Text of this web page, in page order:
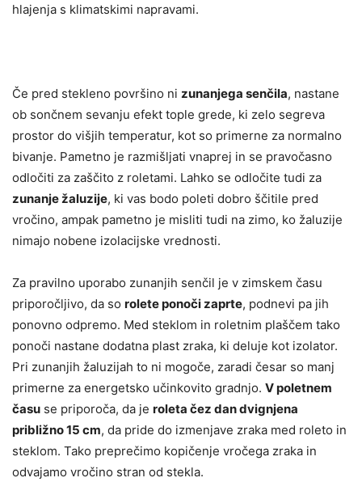
hlajenja s klimatskimi napravami.
Če pred stekleno površino ni zunanjega senčila, nastane
ob sončnem sevanju efekt tople grede, ki zelo segreva
prostor do višjih temperatur, kot so primerne za normalno
bivanje. Pametno je razmišljati vnaprej in se pravočasno
odločiti za zaščito z roletami. Lahko se odločite tudi za
zunanje žaluzije, ki vas bodo poleti dobro ščitile pred
vročino, ampak pametno je misliti tudi na zimo, ko žaluzije
nimajo nobene izolacijske vrednosti.
Za pravilno uporabo zunanjih senčil je v zimskem času
priporočljivo, da so rolete ponoči zaprte, podnevi pa jih
ponovno odpremo. Med steklom in roletnim plaščem tako
ponoči nastane dodatna plast zraka, ki deluje kot izolator.
Pri zunanjih žaluzijah to ni mogoče, zaradi česar so manj
primerne za energetsko učinkovito gradnjo. V poletnem
času se priporoča, da je roleta čez dan dvignjena
približno 15 cm, da pride do izmenjave zraka med roleto in
steklom. Tako preprečimo kopičenje vročega zraka in
odvajamo vročino stran od stekla.